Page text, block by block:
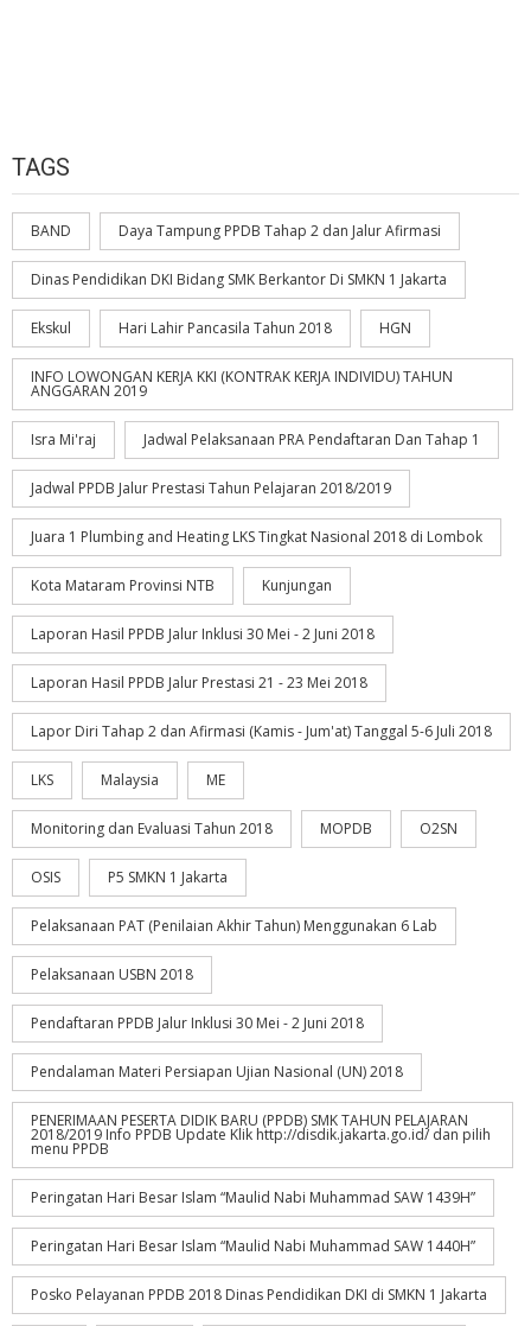
TAGS
BAND Daya Tampung PPDB Tahap 2 dan Jalur Afirmasi
Dinas Pendidikan DKI Bidang SMK Berkantor Di SMKN 1 Jakarta
Ekskul Hari Lahir Pancasila Tahun 2018 HGN
INFO LOWONGAN KERJA KKI (KONTRAK KERJA INDIVIDU) TAHUN
ANGGARAN 2019
Isra Mi'raj Jadwal Pelaksanaan PRA Pendaftaran Dan Tahap 1
Jadwal PPDB Jalur Prestasi Tahun Pelajaran 2018/2019
Juara 1 Plumbing and Heating LKS Tingkat Nasional 2018 di Lombok
Kota Mataram Provinsi NTB Kunjungan
Laporan Hasil PPDB Jalur Inklusi 30 Mei - 2 Juni 2018
Laporan Hasil PPDB Jalur Prestasi 21 - 23 Mei 2018
Lapor Diri Tahap 2 dan Afirmasi (Kamis - Jum'at) Tanggal 5-6 Juli 2018
LKS Malaysia ME
Monitoring dan Evaluasi Tahun 2018 MOPDB O2SN
OSIS P5 SMKN 1 Jakarta
Pelaksanaan PAT (Penilaian Akhir Tahun) Menggunakan 6 Lab
Pelaksanaan USBN 2018
Pendaftaran PPDB Jalur Inklusi 30 Mei - 2 Juni 2018
Pendalaman Materi Persiapan Ujian Nasional (UN) 2018
PENERIMAAN PESERTA DIDIK BARU (PPDB) SMK TAHUN PELAJARAN
2018/2019 Info PPDB Update Klik http://disdik.jakarta.go.id/ dan pilih
menu PPDB
Peringatan Hari Besar Islam “Maulid Nabi Muhammad SAW 1439H”
Peringatan Hari Besar Islam “Maulid Nabi Muhammad SAW 1440H”
Posko Pelayanan PPDB 2018 Dinas Pendidikan DKI di SMKN 1 Jakarta